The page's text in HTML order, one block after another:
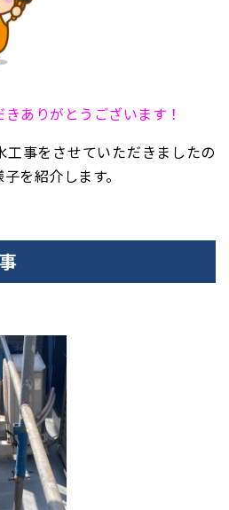
ありがとうございます！
事をさせていただきましたの
を紹介します。